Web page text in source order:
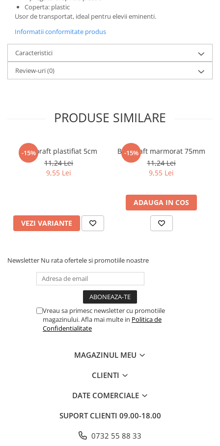
Literatura Romana
Romane de dragoste, Carti
romantice
Senzatii/Dragoste
SF & Fantasy
Teatru
Teens Book Club
Adezivi si benzi adezive
Articole Birotica
Calculator
Hartie si Accesorii
Instrumente de scris
Seturi birotica
Articole scolare
Caiete si Carnetele scolare
Ghiozdane si Penare scolare
Consumabile & Accesorii
Coperta: plastic
Usor de transportat, ideal pentru elevii eminenti.
Informatii conformitate produs
Caracteristici
Review-uri(0)
PRODUSE SIMILARE
-15%
Biblioraft plastifiat 5cm
11,24 Lei
9,55 Lei
VEZI VARIANTE
-15%
Biblioraft marmorat 75mm
11,24 Lei
9,55 Lei
ADAUGA IN COS
Newsletter Nu rata ofertele si promotiile noastre
Vreau sa primesc newsletter cu promotiile
magazinului. Afla mai multe in Politica de
Confidentialitate
MAGAZINUL MEU
CLIENTI
DATE COMERCIALE
SUPORT CLIENTI 09.00-18.00
0732 55 88 33